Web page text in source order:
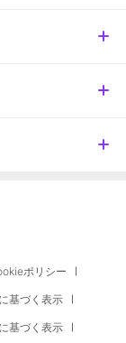
ポリシー
基づく表示
基づく表示